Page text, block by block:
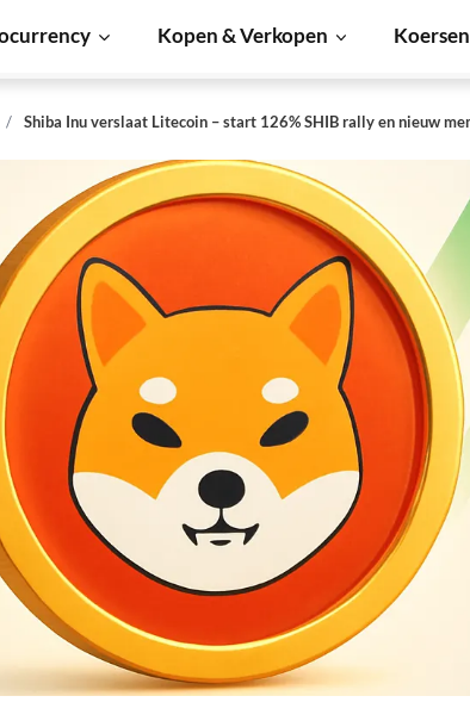
Kopen & Verkopen Koersen
Shiba Inu verslaat Litecoin – start 126% SHIB rally en nieuw